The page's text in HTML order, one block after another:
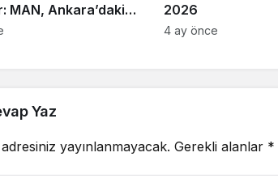
MAN, Ankara’daki
eBus üretimine
2026
4 ay önce
Yaz
yayınlanmayacak. Gerekli alanlar *